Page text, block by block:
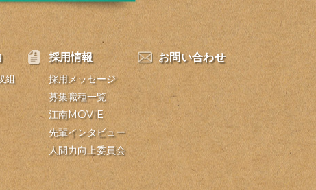
組
採用情報
採用メッセージ
募集職種一覧
江南MOVIE
先輩インタビュー
人間力向上委員会
お問い合わせ